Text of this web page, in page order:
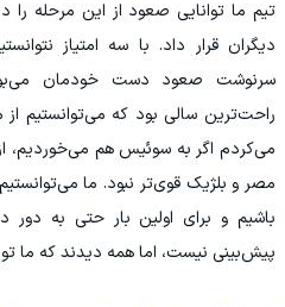
تیم ما توانایی صعود از این مرحله
دیگران قرار داد. با سه امتیاز
سرنوشت صعود دست خودمان
راحت‌ترین سالی بود که می‌توانستیم
می‌کردم اگر به سوئیس هم می‌خوردیم،
مصر و بلژیک قوی‌تر نبود. ما
باشیم و برای اولین بار حتی به دور
پیش‌بینی نیست، اما همه دیدند که ما